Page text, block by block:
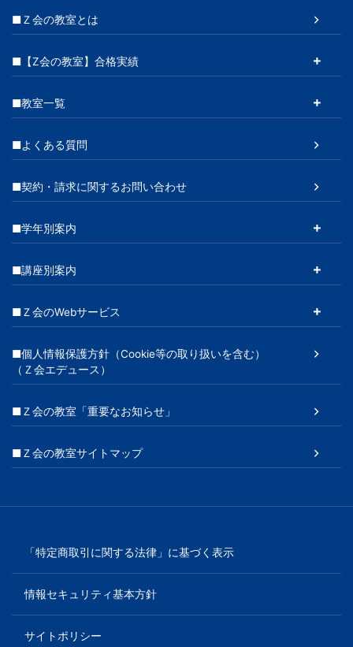
■Ｚ会の教室とは
■【Z会の教室】合格実績
■教室一覧
■よくある質問
■契約・請求に関するお問い合わせ
■学年別案内
■講座別案内
■Ｚ会のWebサービス
■個人情報保護方針（Cookie等の取り扱いを含む）
（Ｚ会エデュース）
■Ｚ会の教室「重要なお知らせ」
■Ｚ会の教室サイトマップ
「特定商取引に関する法律」に基づく表示
情報セキュリティ基本方針
サイトポリシー